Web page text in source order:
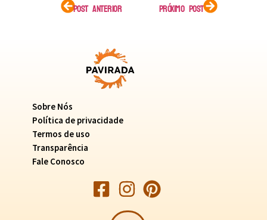
POST ANTERIOR PRÓXIMO POST
Sobre Nós
Política de privacidade
Termos de uso
Transparência
Fale Conosco